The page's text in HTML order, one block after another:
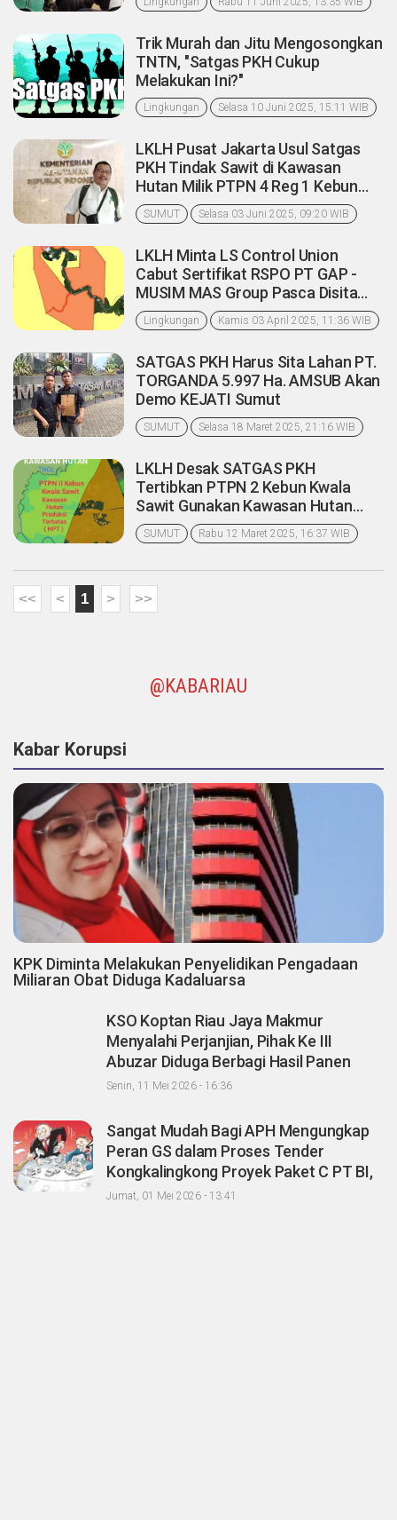
Trik Murah dan Jitu Mengosongkan
TNTN, "Satgas PKH Cukup
Melakukan Ini?"
Lingkungan Selasa 10 Juni 2025, 15:11 WIB
LKLH Pusat Jakarta Usul Satgas
PKH Tindak Sawit di Kawasan
Hutan Milik PTPN 4 Reg 1 Kebun
Bukti 7 Labusel
SUMUT Selasa 03 Juni 2025, 09:20 WIB
LKLH Minta LS Control Union
Cabut Sertifikat RSPO PT GAP -
MUSIM MAS Group Pasca Disita
Satgas PKH Garuda
Lingkungan Kamis 03 April 2025, 11:36 WIB
SATGAS PKH Harus Sita Lahan PT.
TORGANDA 5.997 Ha. AMSUB Akan
Demo KEJATI Sumut
SUMUT Selasa 18 Maret 2025, 21:16 WIB
LKLH Desak SATGAS PKH
Tertibkan PTPN 2 Kebun Kwala
Sawit Gunakan Kawasan Hutan
Dekat TNGL
SUMUT Rabu 12 Maret 2025, 16:37 WIB
<< < 1 > >>
@KABARIAU
Kabar Korupsi
KPK Diminta Melakukan Penyelidikan Pengadaan
Miliaran Obat Diduga Kadaluarsa
KSO Koptan Riau Jaya Makmur
Menyalahi Perjanjian, Pihak Ke III
Abuzar Diduga Berbagi Hasil Panen
Sawit dengan Oknum Agrinas
Senin, 11 Mei 2026 - 16:36
Sangat Mudah Bagi APH Mengungkap
Peran GS dalam Proses Tender
Kongkalingkong Proyek Paket C PT BI,
CERI; Tinggal Niatnya Aja?
Jumat, 01 Mei 2026 - 13:41